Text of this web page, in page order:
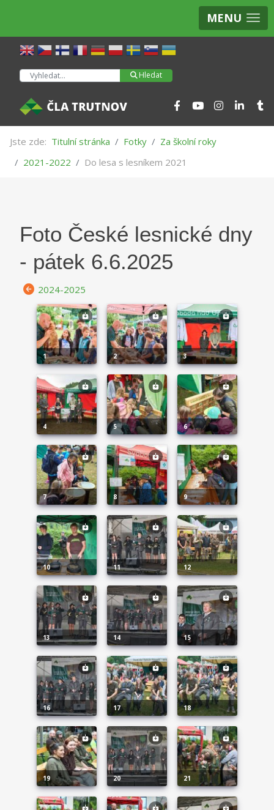
MENU
Hledat Hledat
Jste zde: Titulní stránka Fotky
Za školní roky
2021-2022
Do lesa s lesníkem 2021
Foto České lesnické dny
- pátek 6.6.2025
2024-2025
1 2 3
4 5 6
7 8 9
10 11 12
13 14 15
16 17 18
19 20 21